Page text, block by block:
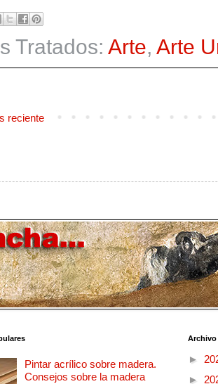
Tratados: Arte, Arte
reciente
Pintar acrílico sobre madera.
Consejos sobre la madera
►
►